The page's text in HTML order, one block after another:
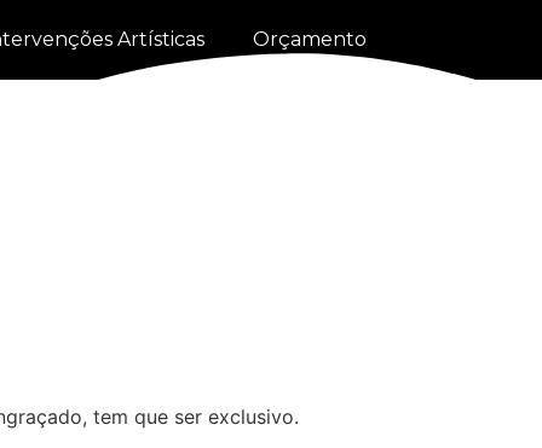
Artísticas Orçamento
tem que ser exclusivo.